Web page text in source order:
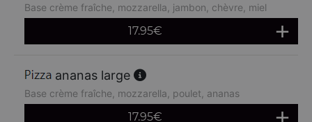
Base crème fraîche, mozzarella, jambon, chèvre, miel
17.95€
ananas large
Base crème fraîche, mozzarella, poulet, ananas
17.95€